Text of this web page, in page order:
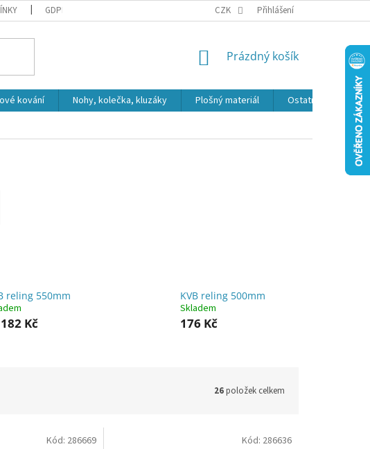
GDPR CZK Přihlášení
NÁKUPNÍ
Prázdný košík
kování Nohy, kolečka, kluzáky Plošný materiál Ostatní
reling 550mm
182 Kč
KVB reling 500mm
Skladem
176 Kč
26položek celkem
Kód: 286669 Kód: 286636